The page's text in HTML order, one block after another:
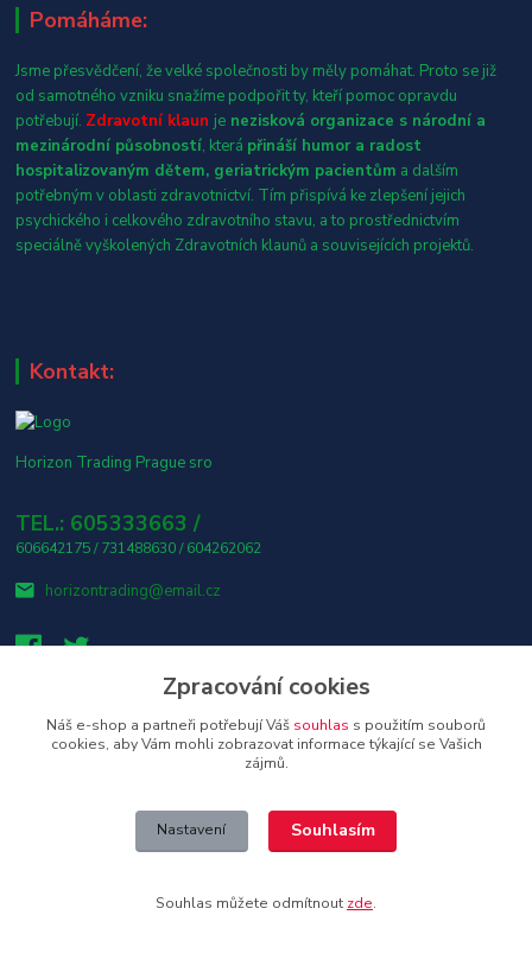
Pomáháme:
Jsme přesvědčení, že velké společnosti by měly pomáhat. Proto se již
od samotného vzniku snažíme podpořit ty, kteří pomoc opravdu
potřebují. Zdravotní klaun je nezisková organizace s národní a
mezinárodní působností, která přináší humor a radost
hospitalizovaným dětem, geriatrickým pacientům a dalším
potřebným v oblasti zdravotnictví. Tím přispívá ke zlepšení jejich
psychického i celkového zdravotního stavu, a to prostřednictvím
speciálně vyškolených Zdravotních klaunů a souvisejících projektů.
Kontakt:
Horizon Trading Prague sro
TEL.: 605333663 /
606642175 / 731488630 / 604262062
horizontrading@email.cz
👤 Osobní odběr s platbou v hotovosti ZDARMA! 🎶
elektroniky a příslušenství
Zpracování cookies
Náš e-shop a partneři potřebují Váš souhlas s použitím souborů
cookies, aby Vám mohli zobrazovat informace týkající se Vašich
zájmů.
Nastavení Souhlasím
Souhlas můžete odmítnout zde.